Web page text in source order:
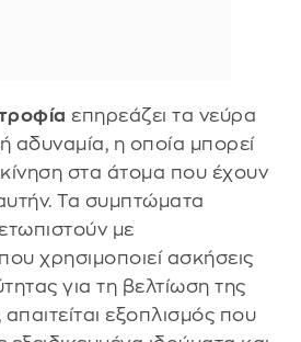
επηρεάζει τα νεύρα
αδυναμία, η οποία μπορεί
κίνηση στα άτομα που έχουν
Τα συμπτώματα
με
χρησιμοποιεί ασκήσεις
για τη βελτίωση της
εξοπλισμός που